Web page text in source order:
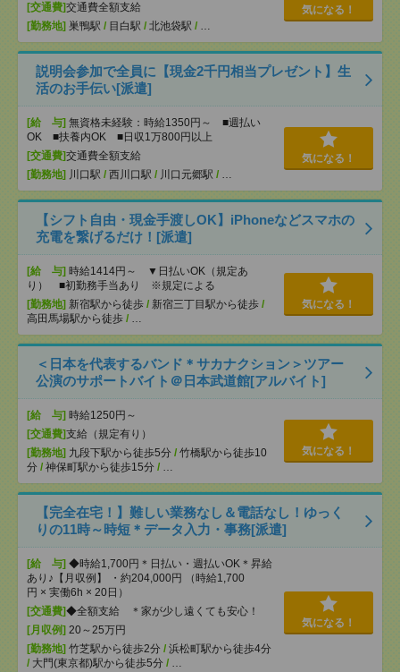
[交通費]交通費全額支給
[勤務地] 巣鴨駅 / 目白駅 / 北池袋駅 / …
気になる！
説明会参加で全員に【現金2千円相当プレゼント】生
活のお手伝い[派遣]
[給 与] 無資格未経験：時給1350円～ ■週払い
OK ■扶養内OK ■日収1万800円以上
[交通費]交通費全額支給
[勤務地] 川口駅 / 西川口駅 / 川口元郷駅 / …
気になる！
【シフト自由・現金手渡しOK】iPhoneなどスマホの
充電を繋げるだけ！[派遣]
[給 与] 時給1414円～ ▼日払いOK（規定あ
り） ■初勤務手当あり ※規定による
[勤務地] 新宿駅から徒歩 / 新宿三丁目駅から徒歩 /
高田馬場駅から徒歩 / …
気になる！
＜日本を代表するバンド＊サカナクション＞ツアー
公演のサポートバイト＠日本武道館[アルバイト]
[給 与] 時給1250円～
[交通費]支給（規定有り）
[勤務地] 九段下駅から徒歩5分 / 竹橋駅から徒歩10
分 / 神保町駅から徒歩15分 / …
気になる！
【完全在宅！】難しい業務なし＆電話なし！ゆっく
りの11時～時短＊データ入力・事務[派遣]
[給 与] ◆時給1,700円＊日払い・週払いOK＊昇給
あり♪【月収例】 ・約204,000円 （時給1,700
円 × 実働6h × 20日）
[交通費]◆全額支給 ＊家が少し遠くても安心！
[月収例] 20～25万円
[勤務地] 竹芝駅から徒歩2分 / 浜松町駅から徒歩4分
/ 大門(東京都)駅から徒歩5分 / …
気になる！